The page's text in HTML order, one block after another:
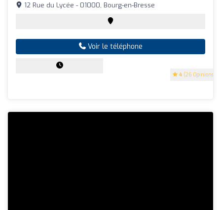
4 (26 Opinions)
12 Rue du Lycée - 01000, Bourg-en-Bresse
Voir le téléphone